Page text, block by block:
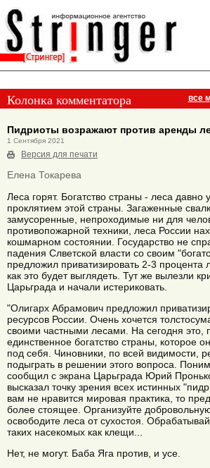
Колонка комментатора все
Пидриоты возражают против аренды
1 Сентября 2021
Версия для печати
Елена Токарева
Леса горят. Богатство страны - леса давно
проклятием этой страны. Загаженные
замусоренные, непроходимые ни для
противопожарной техники, леса России
кошмарном состоянии. Государство не
падения Слветской власти со своим
предложил приватизировать 2-3 процента
как это будет выглядеть. Тут же вылезли
Царьграда и начали истериковать.
"Олигарх Абрамович предложил
ресурсов России. Очень хочется
своими частными лесами. На сегодня это,
единственное богатство страны, которое
под себя. Чиновники, по всей видимости,
подыграть в решении этого вопроса.
сообщил с экрана Царьграда Юрий
высказал точку зрения всех истинных
вам не нравится мировая практика, то
более стоящее. Организуйте
освободите леса от сухостоя.
таких насекомых как клещи...
Нет, не могут. Баба Яга против, и усе.